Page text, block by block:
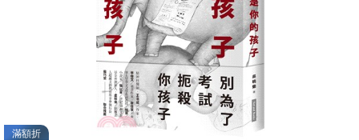
滿額折